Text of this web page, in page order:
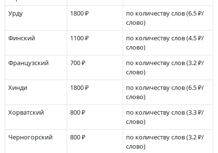
Урду
1800 ₽ по количеству слов(6.5 ₽/
слово)
Финский
1100 ₽ по количеству слов(4.5 ₽/
слово)
Французский
700 ₽ по количеству слов(3.2 ₽/
слово)
Хинди
1800 ₽ по количеству слов(6.5 ₽/
слово)
Хорватский
800 ₽ по количеству слов(3.3 ₽/
слово)
Черногорский
800 ₽ по количеству слов(3.2 ₽/
слово)